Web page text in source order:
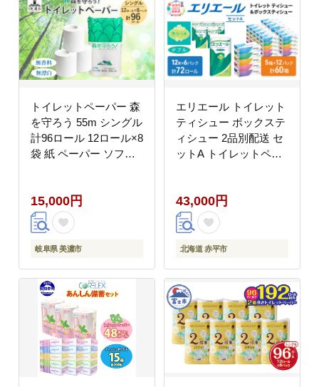
トイレットペーパー 森
を守ろう 55m シングル
計96ロール 12ロール×8
袋 紙 ペーパー ソフト
トイレ用品 衛生用品 備
蓄 ストック 非常用 防
災 生活応援 牧製紙 送
料無料 岐阜県 美濃市
15,000円
岐阜県 美濃市
エリエール トイレット
ティシュー ボックステ
ィシュー 2品別配送 セ
ットA トイレットペー
備蓄品 消耗品 備蓄 日
用品 生活必需品 送料無
料 定番 北海道 赤平市
43,000円
北海道 赤平市